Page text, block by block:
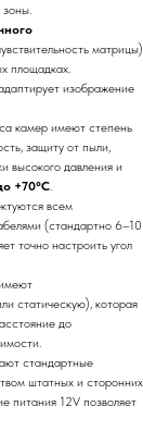
зоны.
матрицы)
площадках.
изображение
камер имеют степень
защиту от пыли,
высокого давления и
+70°C.
всем
(стандартно 6–10
точно настроить угол
статическую), которая
до
стандартные
штатных и сторонних
питания 12V позволяет